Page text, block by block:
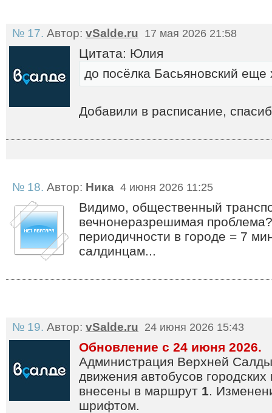
№ 17. Автор: vSalde.ru 17 мая 2026 21:58
Цитата: Юлия
до посёлка Басьяновский еще
Добавили в расписание,
№ 18. Автор: Ника 4 июня 2026 11:25
Видимо, общественный
вечнонеразрешимая
периодичности в городе = 7
салдинцам...
№ 19. Автор: vSalde.ru 24 июня 2026 15:43
Обновление с 24 июня 2026.
Администрация Верхней
движения автобусов
внесены в маршрут 1.
шрифтом.